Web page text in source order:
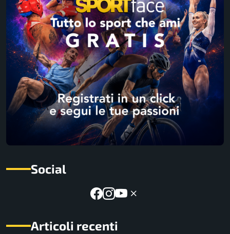
Social
Articoli recenti